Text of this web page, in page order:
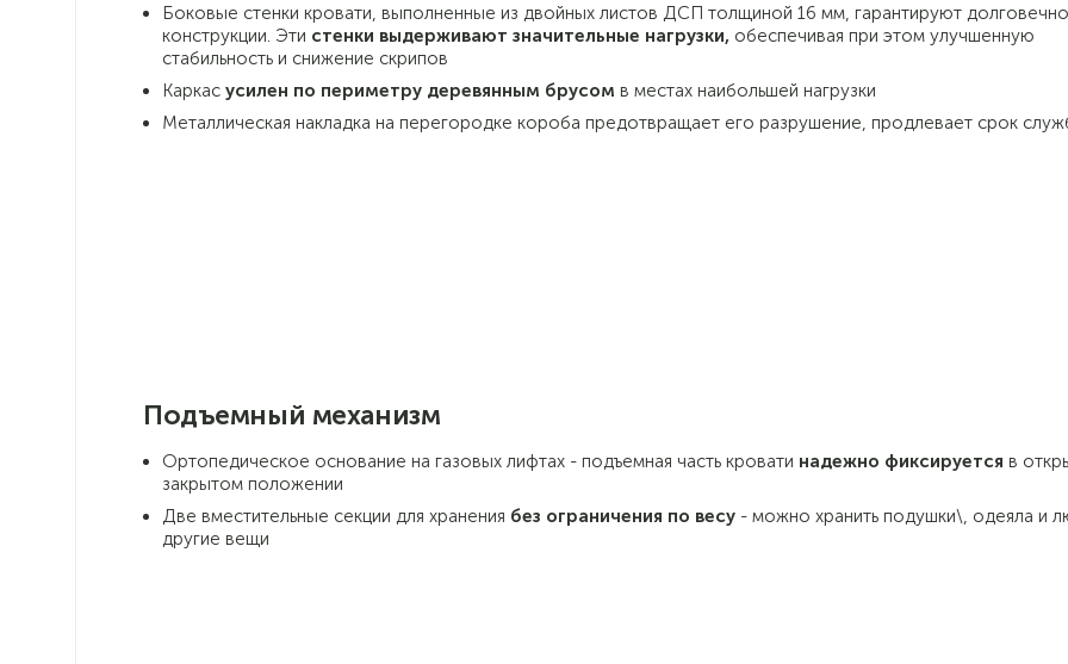
Боковые стенки кровати, выполненные из двойных листов ДСП толщиной 16 мм, гарантируют
конструкции. Эти стенки выдерживают значительные нагрузки, обеспечивая при этом улучшенную
стабильность и снижение скрипов
Каркас усилен по периметру деревянным брусом в местах наибольшей нагрузки
Металлическая накладка на перегородке короба предотвращает его разрушение, продлевает срок
Подъемный механизм
Ортопедическое основание на газовых лифтах - подъемная часть кровати надежно фиксируется в
закрытом положении
Две вместительные секции для хранения без ограничения по весу - можно хранить подушки\, одеяла и
другие вещи